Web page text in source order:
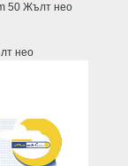
50 Жълт нео
нео